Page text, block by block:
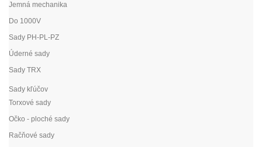
Jemná mechanika
Do 1000V
Sady PH-PL-PZ
Úderné sady
Sady TRX
Sady kľúčov
Torxové sady
Očko - ploché sady
Račňové sady